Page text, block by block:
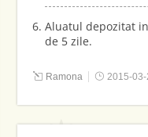
Aluatul depozitat
de 5 zile.
Ramona 2015-03-